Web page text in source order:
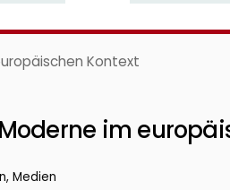
Kontext
im
Medien